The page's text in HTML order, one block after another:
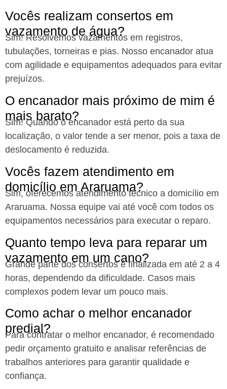
Vocês realizam consertos em
vazamento de água?
Sim! Resolvemos vazamentos em registros,
tubulações, torneiras e pias. Nosso encanador atua
com agilidade e equipamentos adequados para evitar
prejuízos.
O encanador mais próximo de mim é
mais barato?
Sim! Quando o encanador está perto da sua
localização, o valor tende a ser menor, pois a taxa de
deslocamento é reduzida.
Vocês fazem atendimento em
domicílio em Araruama?
Sim, oferecemos atendimento técnico a domicílio em
Araruama. Nossa equipe vai até você com todos os
equipamentos necessários para executar o reparo.
Quanto tempo leva para reparar um
vazamento em um cano?
Grande parte dos consertos é finalizada em até 2 a 4
horas, dependendo da dificuldade. Casos mais
complexos podem levar um pouco mais.
Como achar o melhor encanador
predial?
Para contratar o melhor encanador, é recomendado
pedir orçamento gratuito e analisar referências de
trabalhos anteriores para garantir qualidade e
confiança.